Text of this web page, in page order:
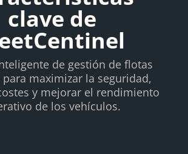
clave de
de gestión de flotas
maximizar la seguridad,
y mejorar el rendimiento
de los vehículos.